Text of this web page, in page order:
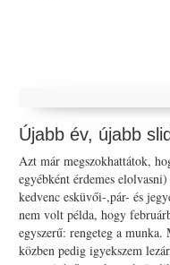
Újabb év, újabb
Azt már megszokhattátok,
egyébként érdemes
kedvenc esküvői-,pár- és
nem volt példa, hogy
egyszerű: rengeteg a munka.
közben pedig igyekszem